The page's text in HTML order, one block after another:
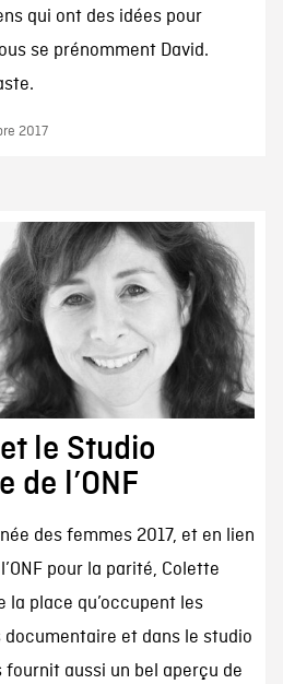
qui ont des idées pour
se prénomment David.
2017
le Studio
de l’ONF
des femmes 2017, et en lien
pour la parité, Colette
la place qu’occupent les
et dans le studio
fournit aussi un bel aperçu de